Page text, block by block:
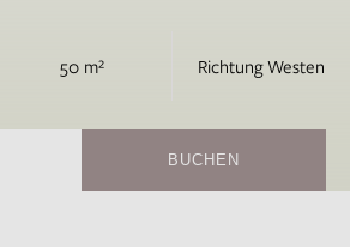
50 m² Richtung Westen
BUCHEN